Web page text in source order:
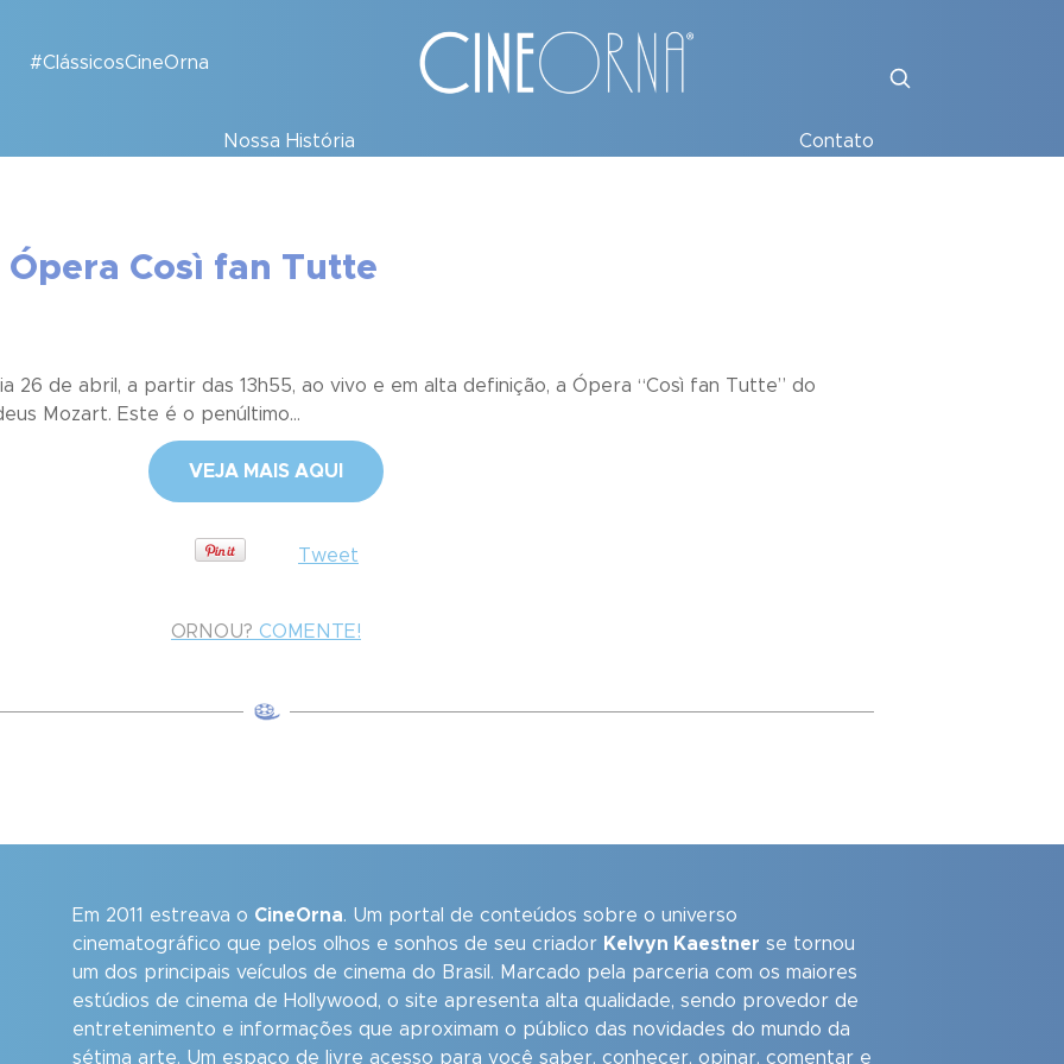
#ClássicosCineOrna
Nossa História Contato
Così fan Tutte
26 de abril, a partir das 13h55, ao vivo e em alta definição, a Ópera “Così fan Tutte” do
Mozart. Este é o penúltimo...
VEJA MAIS AQUI
Tweet
ORNOU? COMENTE!
Em 2011 estreava o CineOrna. Um portal de conteúdos sobre o universo
cinematográfico que pelos olhos e sonhos de seu criador Kelvyn Kaestner se tornou
um dos principais veículos de cinema do Brasil. Marcado pela parceria com os maiores
estúdios de cinema de Hollywood, o site apresenta alta qualidade, sendo provedor de
entretenimento e informações que aproximam o público das novidades do mundo da
sétima arte. Um espaço de livre acesso para você saber, conhecer, opinar, comentar e